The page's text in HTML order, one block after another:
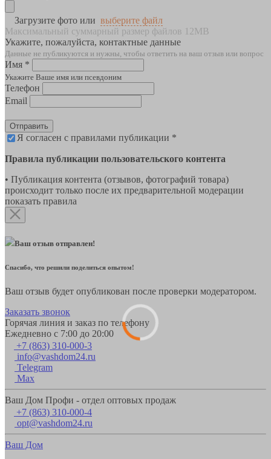
Загрузите фото или выберите файл
Максимальный суммарный размер файлов 12MB
Укажите, пожалуйста, контактные данные
Данные не публикуются и нужны, чтобы ответить на ваш отзыв или вопрос
Имя *
Укажите Ваше имя или псевдоним
Телефон
Email
Отправить
Я согласен с правилами публикации *
Правила публикации пользовательского контента
• Публикация контента (отзывов, фотографий товара)
происходит только после их предварительной модерации
показать правила
Ваш отзыв отправлен!
Спасибо, что решили поделиться опытом!
Ваш отзыв будет опубликован после проверки модератором.
Заказать звонок
Горячая линия и заказ по телефону
Ежедневно с 7:00 до 20:00
+7 (863) 310-000-3
info@vashdom24.ru
Telegram
Max
Ваш Дом Профи - отдел оптовых продаж
+7 (863) 310-000-4
opt@vashdom24.ru
Ваш Дом